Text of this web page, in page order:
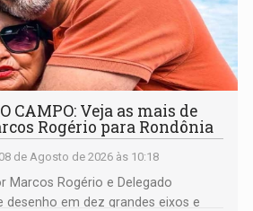
CAMPO: Veja as mais de
Rogério para Rondônia
08 de Agosto de 2026 às 10:18
Marcos Rogério e Delegado
desenho em dez grandes eixos e